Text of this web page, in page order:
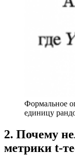
Формальное
единицу
2. Почему
метрики t-